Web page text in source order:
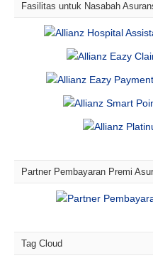
Fasilitas untuk Nasabah
Partner Pembayaran Premi
Tag Cloud